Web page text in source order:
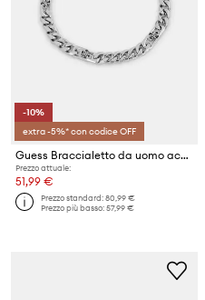
-10%
extra -5%* con codice OFF
Guess Braccialetto da uomo acciaio inossidabile 4G FRONTIERS
Prezzo attuale:
51,99 €
Prezzo standard:80,99 €
Prezzo più basso:57,99 €